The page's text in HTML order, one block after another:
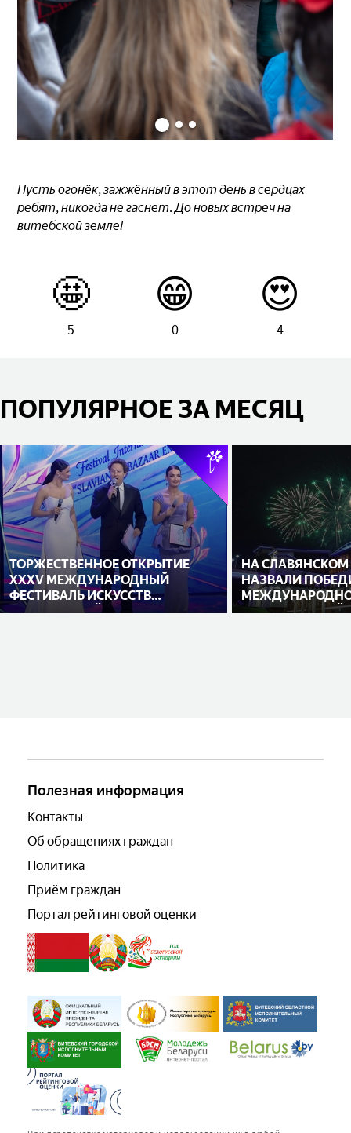
Пусть огонёк, зажжённый в этот день в сердцах
ребят, никогда не гаснет. До новых встреч на
витебской земле!
🤩
5
😁
0
😍
4
ПОПУЛЯРНОЕ ЗА МЕСЯЦ
ТОРЖЕСТВЕННОЕ ОТКРЫТИЕ
XXXV МЕЖДУНАРОДНЫЙ
ФЕСТИВАЛЬ ИСКУССТВ
«СЛАВЯНСКИЙ БАЗАР В
НА СЛАВЯНСКОМ
НАЗВАЛИ
ИСПОЛНИТЕЛЕЙ
Полезная информация
Контакты
Об обращениях граждан
Политика
Приём граждан
Портал рейтинговой оценки